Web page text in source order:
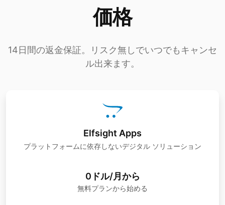
価格
14日間の返金保証。リスク無しでいつでもキャンセ
ル出来ます。
Elfsight Apps
プラットフォームに依存しないデジタル ソリューション
0ドル/月から
無料プランから始める